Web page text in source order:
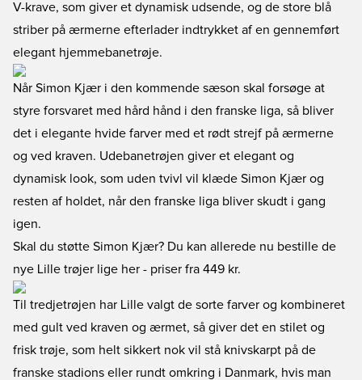
V-krave, som giver et dynamisk udsende, og de store blå
striber på ærmerne efterlader indtrykket af en gennemført
elegant hjemmebanetrøje.
Når Simon Kjær i den kommende sæson skal forsøge at
styre forsvaret med hård hånd i den franske liga, så bliver
det i elegante hvide farver med et rødt strejf på ærmerne
og ved kraven. Udebanetrøjen giver et elegant og
dynamisk look, som uden tvivl vil klæde Simon Kjær og
resten af holdet, når den franske liga bliver skudt i gang
igen.
Skal du støtte Simon Kjær? Du kan allerede nu bestille de
nye Lille trøjer lige her - priser fra 449 kr.
Til tredjetrøjen har Lille valgt de sorte farver og kombineret
med gult ved kraven og ærmet, så giver det en stilet og
frisk trøje, som helt sikkert nok vil stå knivskarpt på de
franske stadions eller rundt omkring i Danmark, hvis man